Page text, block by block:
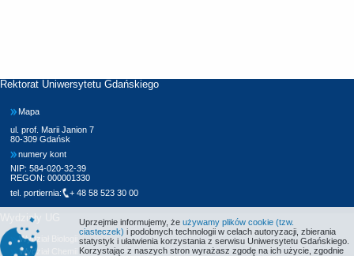
Rektorat Uniwersytetu Gdańskiego
Mapa
ul. prof. Marii Janion 7
80-309 Gdańsk
numery kont
NIP: 584-020-32-39
REGON: 000001330
tel. portiernia:
+ 48 58 523 30 00
Wydziały UG
Wydział Biologii
Wydział Chemii
Uprzejmie informujemy, że używamy plików cookie (tzw.
ciasteczek) i podobnych technologii w celach autoryzacji, zbierania
statystyk i ułatwienia korzystania z serwisu Uniwersytetu Gdańskiego.
Korzystając z naszych stron wyrażasz zgodę na ich użycie, zgodnie